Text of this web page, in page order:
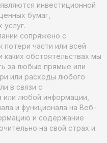
инвестиционной
бумаг,
услуг.
сопряжено с
потери части или всей
обстоятельствах мы
за любые прямые или
или расходы любого
в связи с
или любой информации,
и функционала на Веб-
и содержание
на свой страх и